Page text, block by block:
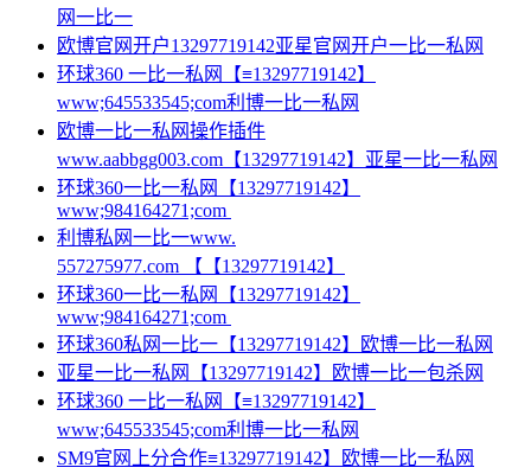
网一比一
欧博官网开户13297719142亚星官网开户一比一私网
环球360 一比一私网【≡13297719142】
www;645533545;com利博一比一私网
欧博一比一私网操作插件
www.aabbgg003.com【13297719142】亚星一比一私网
环球360一比一私网【13297719142】
www;984164271;com
利博私网一比一www.
557275977.com 【【13297719142】
环球360一比一私网【13297719142】
www;984164271;com
环球360私网一比一【13297719142】欧博一比一私网
亚星一比一私网【13297719142】欧博一比一包杀网
环球360 一比一私网【≡13297719142】
www;645533545;com利博一比一私网
SM9官网上分合作≡13297719142】欧博一比一私网